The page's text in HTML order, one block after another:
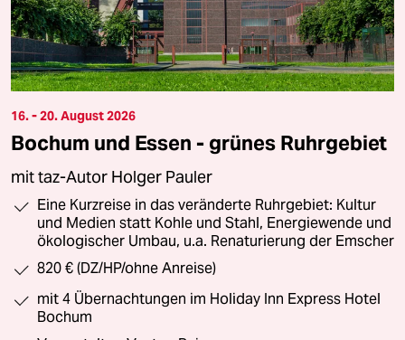
16. - 20. August 2026
Bochum und Essen - grünes Ruhrgebiet
mit taz-Autor Holger Pauler
Eine Kurzreise in das veränderte Ruhrgebiet: Kultur
und Medien statt Kohle und Stahl, Energiewende und
ökologischer Umbau, u.a. Renaturierung der Emscher
820 € (DZ/HP/ohne Anreise)
mit 4 Übernachtungen im Holiday Inn Express Hotel
Bochum